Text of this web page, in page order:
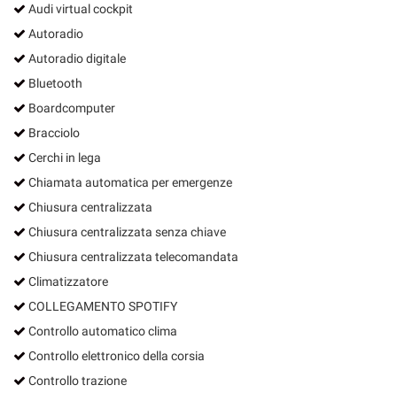
Audi virtual cockpit
Autoradio
Autoradio digitale
Bluetooth
Boardcomputer
Bracciolo
Cerchi in lega
Chiamata automatica per emergenze
Chiusura centralizzata
Chiusura centralizzata senza chiave
Chiusura centralizzata telecomandata
Climatizzatore
COLLEGAMENTO SPOTIFY
Controllo automatico clima
Controllo elettronico della corsia
Controllo trazione